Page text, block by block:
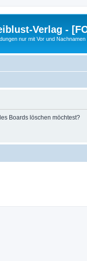
Verlag -
nur mit Vor und Nachnamen
Boards löschen möchtest?